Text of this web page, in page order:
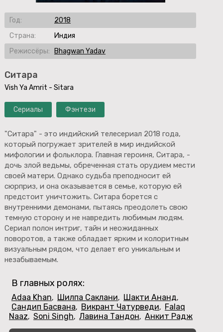
Ситара
Vish Ya Amrit - Sitara
Сериалы Фэнтези
"Ситара" - это индийский телесериал 2018 года,
который погружает зрителей в мир индийской
мифологии и фольклора. Главная героиня, Ситара, -
дочь злой ведьмы, обреченная стать орудием мести
своей матери. Однако судьба преподносит ей
сюрприз, и она оказывается в семье, которую ей
предстоит уничтожить. Ситара борется с
внутренними демонами, пытаясь преодолеть свою
темную сторону и не навредить любимым людям.
Сериал полон интриг, тайн и неожиданных
поворотов, а также обладает ярким и колоритным
визуальным рядом, что делает его уникальным и
незабываемым.
Год:
2018
Страна:
Индия
Режиссёры:
Bhagwan Yadav
В главных ролях:
Adaa Khan, Шилпа Саклани, Шакти Ананд,
Сандип Басвана, Викрант Чатурведи, Falaq
Naaz, Soni Singh, Лавина Тандон, Анкит Радж